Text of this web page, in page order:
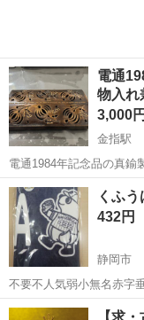
電通
物入れ
3,000円
金指駅
電通1984年記念品の真鍮
施されており、お香を焚
などの小物入れとしても
備しています。 直
静岡 浜松市 金指
くふ
432円
静岡市
不要不人気弱小無名赤字
下がりリーグお荷物2軍
静岡 静岡市 ノ
【求